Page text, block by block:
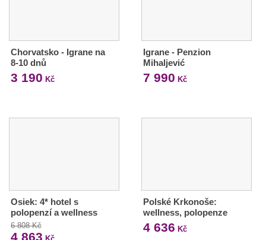
Chorvatsko - Igrane na
8-10 dnů
3 190 Kč
Igrane - Penzion
Mihaljević
7 990 Kč
Osiek: 4* hotel s
polopenzí a wellness
6 808 Kč
4 863
Polské Krkonoše:
wellness, polopenze
4 636 Kč